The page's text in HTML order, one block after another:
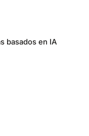
basados en IA